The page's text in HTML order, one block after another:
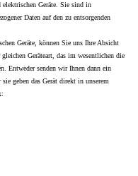
Geräte. Sie sind in
Daten auf den zu entsorgenden
Geräte, können Sie uns Ihre Absicht
Geräteart, das im wesentlichen die
Entweder senden wir Ihnen dann ein
geben das Gerät direkt in unserem